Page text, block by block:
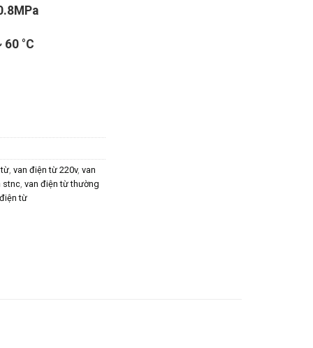
60 °C
từ van điện từ 220v, van
stnc van điện từ thường
từ